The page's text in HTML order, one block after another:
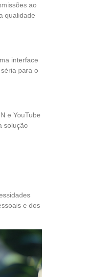
ao
qualidade
interface
para o
e YouTube
solução
e dos